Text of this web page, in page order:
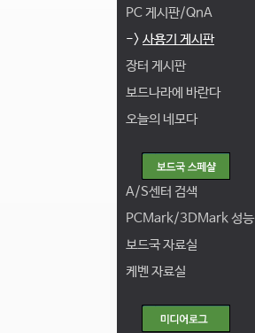
PC 게시판/QnA
-> 사용기 게시판
장터 게시판
보드나라에 바란다
오늘의 네모다
A/S센터 검색
PCMark/3DMark 성능
보드국 자료실
케벤 자료실